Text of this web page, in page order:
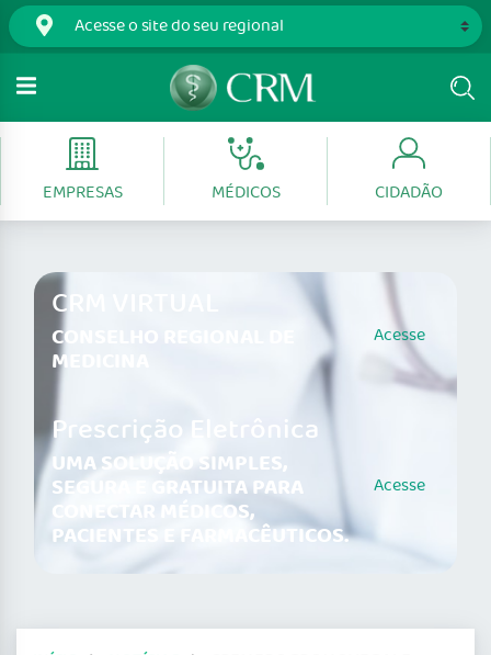
EMPRESAS MÉDICOS CIDADÃO
CRM VIRTUAL
CONSELHO REGIONAL DE
MEDICINA
Acesse
Prescrição Eletrônica
UMA SOLUÇÃO SIMPLES,
SEGURA E GRATUITA PARA
CONECTAR MÉDICOS,
PACIENTES E FARMACÊUTICOS.
Acesse